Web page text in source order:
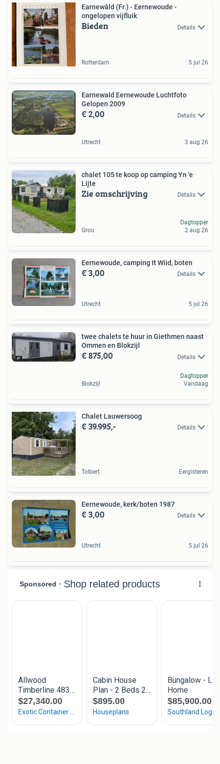
Earnewâld (Fr.) - Eernewoude -
ongelopen vijfluik
Bieden Details
Rotterdam 5 jul 26
Earnewald Eernewoude Luchtfoto
Gelopen 2009
€ 2,00 Details
Utrecht 3 aug 26
chalet 105 te koop op camping Yn 'e
Lijte
Zie omschrijving Details
Grou
Dagtopper
2 aug 26
Eernewoude, camping It Wiid, boten
€ 3,00 Details
Utrecht 5 jul 26
twee chalets te huur in Giethmen naast
Ommen en Blokzijl
€ 875,00 Details
Blokzijl
Dagtopper
Vandaag
Chalet Lauwersoog
€ 39.995,- Details
Tolbert Eergisteren
Eernewoude, kerk/boten 1987
€ 3,00 Details
Utrecht 5 jul 26